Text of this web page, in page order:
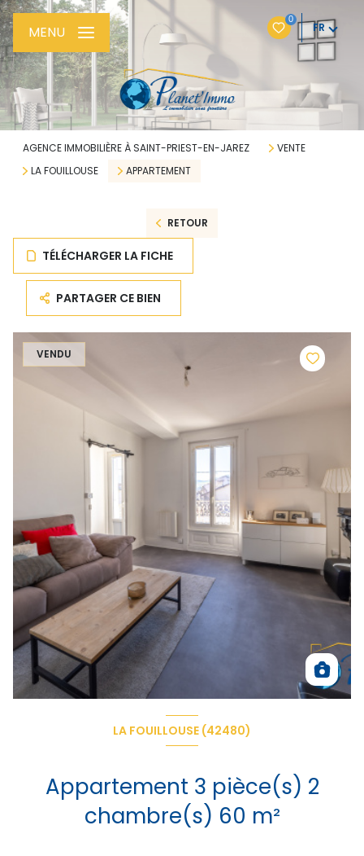
0
FR
MENU
AGENCE IMMOBILIÈRE À SAINT-PRIEST-EN-JAREZ
VENTE
LA FOUILLOUSE
APPARTEMENT
RETOUR
TÉLÉCHARGER LA FICHE
PARTAGER CE BIEN
VENDU
LA FOUILLOUSE (42480)
Appartement 3 pièce(s) 2
chambre(s) 60 m²